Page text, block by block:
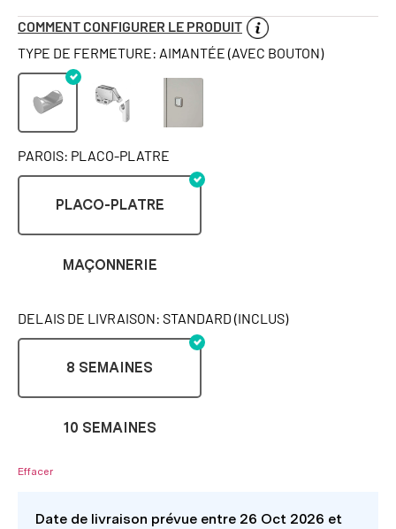
COMMENT CONFIGURER LE PRODUIT
TYPE DE FERMETURE: AIMANTÉE (AVEC BOUTON)
PAROIS: PLACO-PLATRE
PLACO-PLATRE
MAÇONNERIE
DELAIS DE LIVRAISON: STANDARD (INCLUS)
8 SEMAINES
10 SEMAINES
Effacer
Date de livraison prévue entre 26 Oct 2026 et